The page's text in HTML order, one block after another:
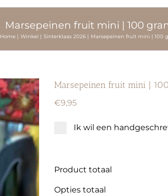
Marsepeinen fruit mini | 100
Home Winkel Sinterklaas 2026 Marsepeinen fruit mini | 100
Marsepeinen fruit mini |
€9,95
Ik wil een
Product totaal
Opties totaal